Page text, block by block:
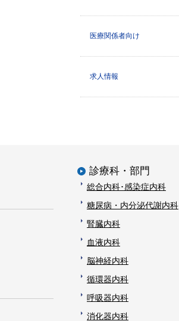
医療関係者向け
求人情報
診療科・部門
総合内科･感染症内科
糖尿病・内分泌代謝内科
腎臓内科
血液内科
脳神経内科
循環器内科
呼吸器内科
消化器内科